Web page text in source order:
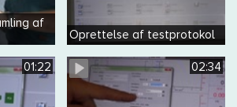
af
Oprettelse af testprotokol
01:22 02:34